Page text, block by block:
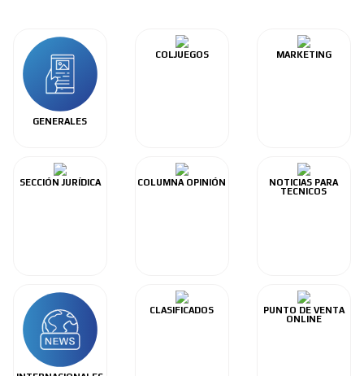
GENERALES
COLJUEGOS MARKETING
SECCIÓN JURÍDICA COLUMNA OPINIÓN
NOTICIAS PARA
TECNICOS
CLASIFICADOS
PUNTO DE VENTA
ONLINE